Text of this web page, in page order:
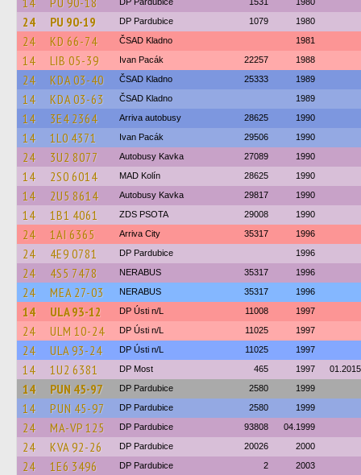
24 PU 90-19 DP Pardubice 1079 1980
24 KD 66-74 ČSAD Kladno 1981
14 LIB 05-39 Ivan Pacák 22257 1988
24 KDA 03-40 ČSAD Kladno 25333 1989
14 KDA 03-63 ČSAD Kladno 1989
14 3E4 2364 Arriva autobusy 28625 1990
14 1L0 4371 Ivan Pacák 29506 1990
24 3U2 8077 Autobusy Kavka 27089 1990
14 2S0 6014 MAD Kolín 28625 1990
14 2U5 8614 Autobusy Kavka 29817 1990
14 1B1 4061 ZDS PSOTA 29008 1990
24 1AI 6365 Arriva City 35317 1996
24 4E9 0781 DP Pardubice 1996
24 4S5 7478 NERABUS 35317 1996
24 MEA 27-03 NERABUS 35317 1996
14 ULA 93-12 DP Ústi n/L 11008 1997
24 ULM 10-24 DP Ústi n/L 11025 1997
24 ULA 93-24 DP Ústi n/L 11025 1997
14 1U2 6381 DP Most 465 1997 01.2015
14 PUN 45-97 DP Pardubice 2580 1999
14 PUN 45-97 DP Pardubice 2580 1999
24 MA-VP 125 DP Pardubice 93808 04.1999
24 KVA 92-26 DP Pardubice 20026 2000
24 1E6 3496 DP Pardubice 2 2003